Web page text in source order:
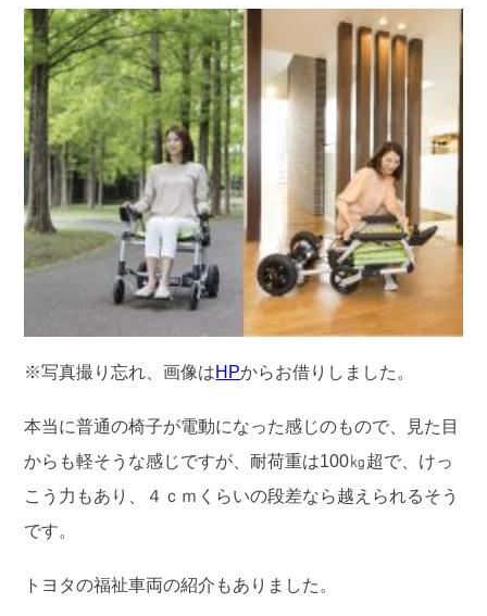
※写真撮り忘れ、画像はHPからお借りしました。
本当に普通の椅子が電動になった感じのもので、見た目
からも軽そうな感じですが、耐荷重は100㎏超で、けっ
こう力もあり、４ｃｍくらいの段差なら越えられるそう
です。
トヨタの福祉車両の紹介もありました。